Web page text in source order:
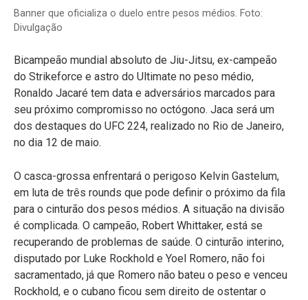
Banner que oficializa o duelo entre pesos médios. Foto:
Divulgação
Bicampeão mundial absoluto de Jiu-Jitsu, ex-campeão
do Strikeforce e astro do Ultimate no peso médio,
Ronaldo Jacaré tem data e adversários marcados para
seu próximo compromisso no octógono. Jaca será um
dos destaques do UFC 224, realizado no Rio de Janeiro,
no dia 12 de maio.
O casca-grossa enfrentará o perigoso Kelvin Gastelum,
em luta de três rounds que pode definir o próximo da fila
para o cinturão dos pesos médios. A situação na divisão
é complicada. O campeão, Robert Whittaker, está se
recuperando de problemas de saúde. O cinturão interino,
disputado por Luke Rockhold e Yoel Romero, não foi
sacramentado, já que Romero não bateu o peso e venceu
Rockhold, e o cubano ficou sem direito de ostentar o